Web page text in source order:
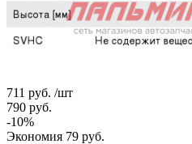
711 руб. /шт
790 руб.
-10%
Экономия 79 руб.